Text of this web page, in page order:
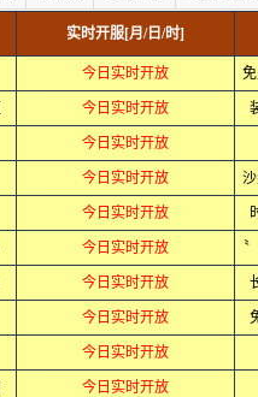
实时开服[月/日/时]
今日实时开放
今日实时开放
今日实时开放
今日实时开放
今日实时开放
今日实时开放
今日实时开放
今日实时开放
今日实时开放
今日实时开放